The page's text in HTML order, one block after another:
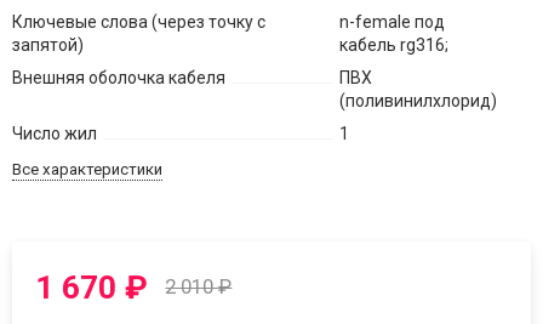
Ключевые слова (через точку с
запятой)
n-female под
кабель rg316;
Внешняя оболочка кабеля
ПВХ
(поливинилхлорид)
Число жил
1
Все характеристики
1 670₽ 2 010₽